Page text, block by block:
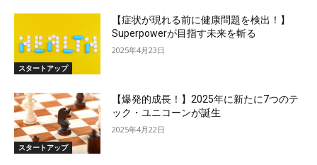
スタートアップ
【症状が現れる前に健康問題を検出！】
Superpowerが目指す未来を斬る
2025年4月23日
スタートアップ
【爆発的成長！】2025年に新たに7つのテ
ック・ユニコーンが誕生
2025年4月22日